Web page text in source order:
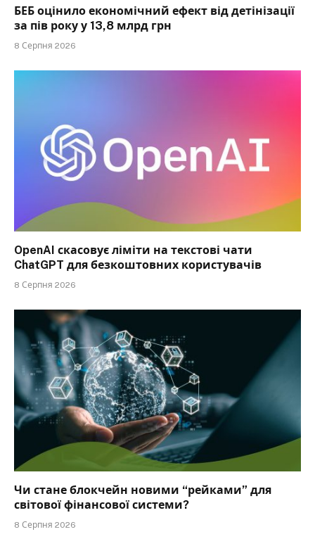
БЕБ оцінило економічний ефект від детінізації
за пів року у 13,8 млрд грн
8 Серпня 2026
OpenAI скасовує ліміти на текстові чати
ChatGPT для безкоштовних користувачів
8 Серпня 2026
Чи стане блокчейн новими “рейками” для
світової фінансової системи?
8 Серпня 2026